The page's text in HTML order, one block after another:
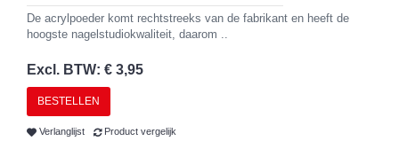
De acrylpoeder komt rechtstreeks van de fabrikant en heeft de
hoogste nagelstudiokwaliteit, daarom ..
Excl. BTW: € 3,95
BESTELLEN
Verlanglijst Product vergelijk